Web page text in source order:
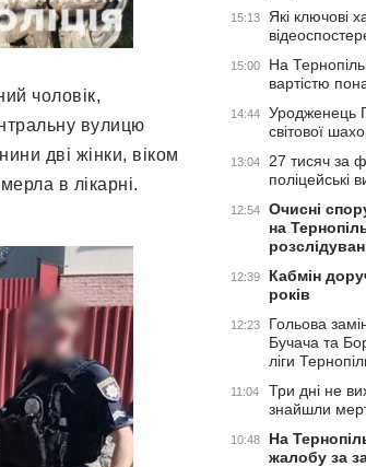
чоловік,
вулицю
дві жінки, віком
в лікарні.
15:13
Які ключові
15:00
На
вартістю
14:44
Уродженець
світової
13:04
27 тисяч за
поліцейські
12:54
Очисні
на
12:39
Кабмін
років
12:23
Гольова
Бучача та
ліги
11:04
Три дні не
знайшли
10:48
На
жалобу за